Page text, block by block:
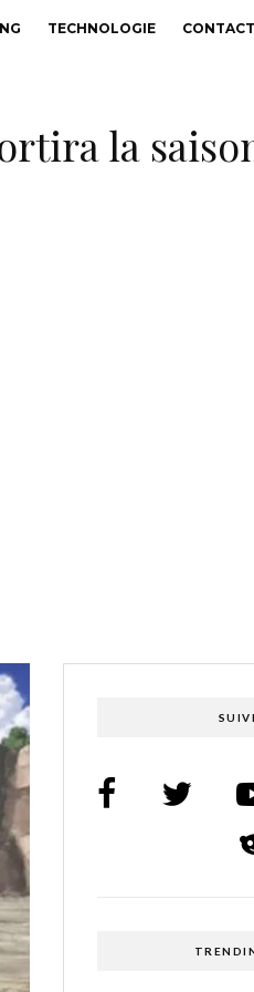
TECHNOLOGIE CONTACT
la